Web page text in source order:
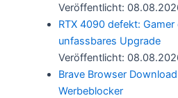
Veröffentlicht:
RTX 4090 defekt:
unfassbares Upgrade
Veröffentlicht:
Brave Browser
Werbeblocker